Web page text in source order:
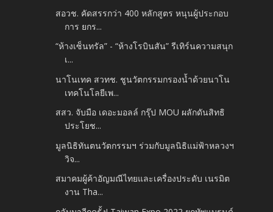
สอวช. คัดสรรกว่า 400 หลักสูตร หนุนผู้ประกอบ
การ ยกร...
“ห้างเซ็นทรัล” -​ “ห้างโรบินสัน” รีเทิร์นความสนุก
เ...
นาโนเทค สวทช. ชูนวัตกรรมกรองน้ำด้วยนาโน
เทคโนโลยีเพ...
สสว. จับมือ เดอะมอลล์ กรุ๊ป MOU ผลักดันสิทธิ
ประโยช...
มูลนิธิทันตนวัตกรรมฯ ร่วมกับมูลนิธิแม่ฟ้าหลวงฯ
วิจ...
สมาคมผู้ค้าอัญมณีไทยและเครื่องประดับ เนรมิต
งาน Tha...